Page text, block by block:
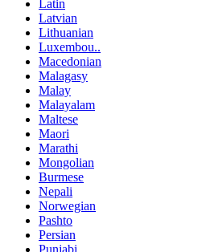
Latin
Latvian
Lithuanian
Luxembou..
Macedonian
Malagasy
Malay
Malayalam
Maltese
Maori
Marathi
Mongolian
Burmese
Nepali
Norwegian
Pashto
Persian